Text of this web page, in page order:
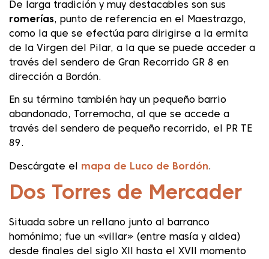
De larga tradición y muy destacables son sus
romerías, punto de referencia en el Maestrazgo,
como la que se efectúa para dirigirse a la ermita
de la Virgen del Pilar, a la que se puede acceder a
través del sendero de Gran Recorrido GR 8 en
dirección a Bordón.
En su término también hay un pequeño barrio
abandonado, Torremocha, al que se accede a
través del sendero de pequeño recorrido, el PR TE
89.
Descárgate el mapa de Luco de Bordón.
Dos Torres de Mercader
Situada sobre un rellano junto al barranco
homónimo; fue un «villar» (entre masía y aldea)
desde finales del siglo XII hasta el XVII momento